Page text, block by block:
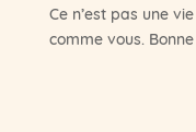
Ce n’est pas une
comme vous.